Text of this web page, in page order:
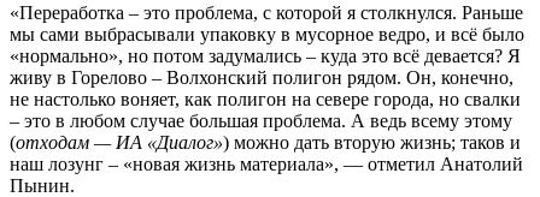
«Переработка – это проблема, с которой я столкнулся. Раньше
мы сами выбрасывали упаковку в мусорное ведро, и всё было
«нормально», но потом задумались – куда это всё девается? Я
живу в Горелово – Волхонский полигон рядом. Он, конечно,
не настолько воняет, как полигон на севере города, но свалки
– это в любом случае большая проблема. А ведь всему этому
(отходам — ИА «Диалог») можно дать вторую жизнь; таков и
наш лозунг – «новая жизнь материала», — отметил Анатолий
Пынин.